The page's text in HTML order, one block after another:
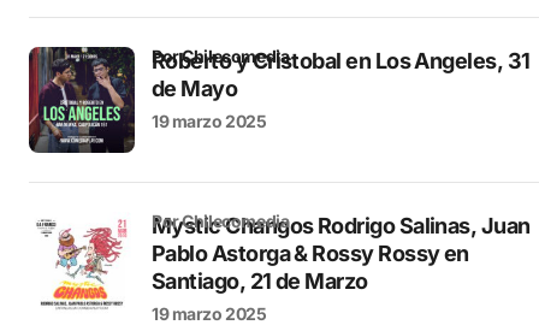
Roberto y Cristobal en Los Angeles, 31
de Mayo
por Chilecomedia
19 marzo 2025
Mystic Changos Rodrigo Salinas, Juan
Pablo Astorga & Rossy Rossy en
Santiago, 21 de Marzo
por Chilecomedia
19 marzo 2025